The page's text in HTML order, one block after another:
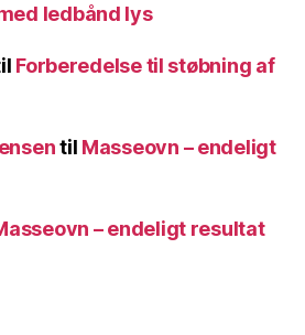
ledbånd lys
Forberedelse til støbning af
til Masseovn – endeligt
– endeligt resultat